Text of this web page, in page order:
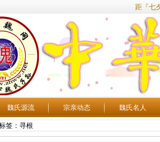
距『七
魏氏源流 宗亲动态 魏氏名人
签：寻根